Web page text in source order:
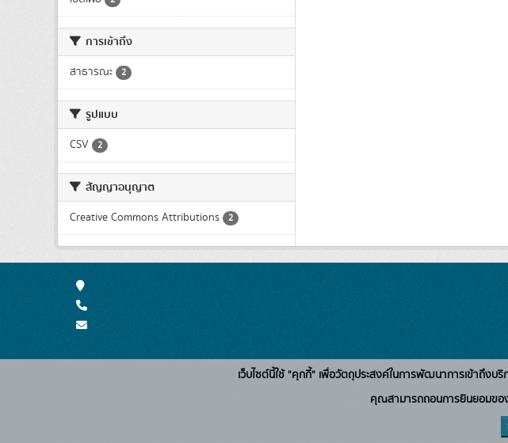
การเข้าถึง
สาธารณะ 2
รูปแบบ
CSV 2
สัญญาอนุญาต
Creative Commons Attributions 2
เว็บไซต์นี้ใช้ "คุกกี้" เพื่อวัตถุประสงค์ในการพัฒนาการเข้าถึง
คุณสามารถถอนการยินยอมขอ